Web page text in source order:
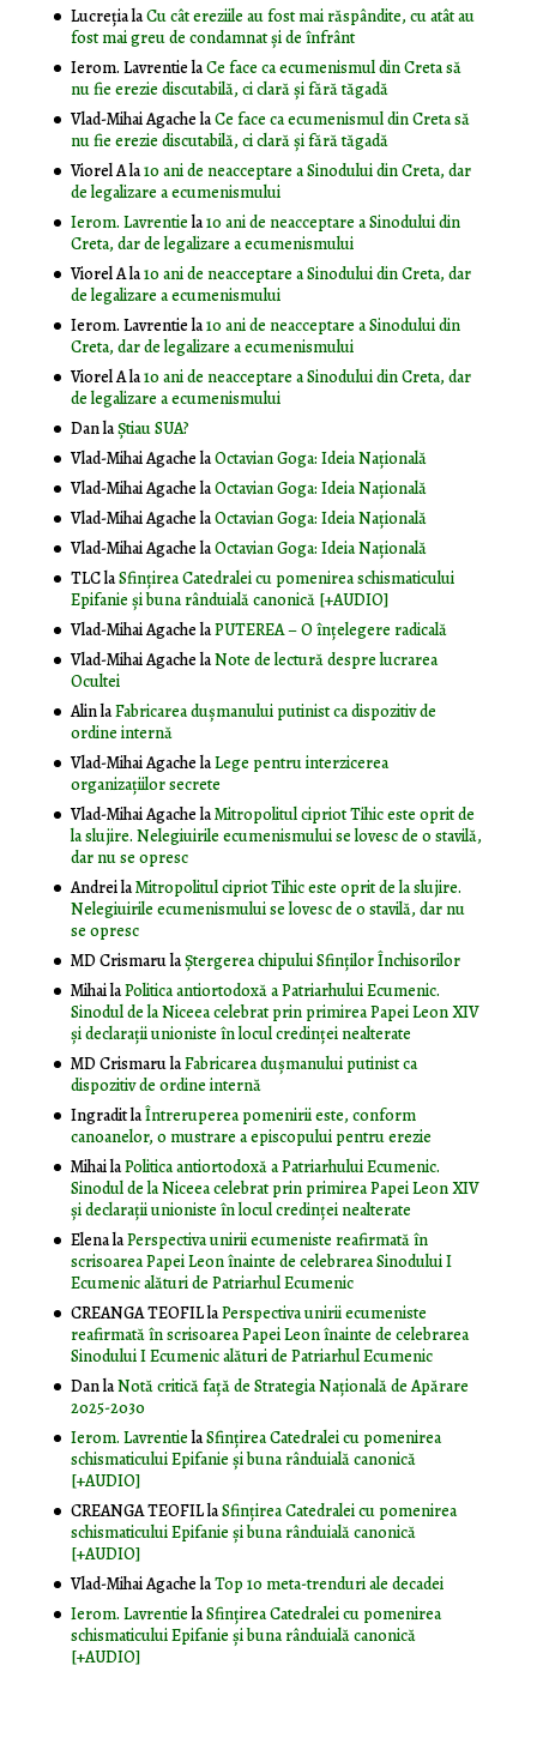
LucrețialaCu cât ereziile au fost mai răspândite, cu atât au
fost mai greu de condamnat și de înfrânt
Ierom. LavrentielaCe face ca ecumenismul din Creta să
nu fie erezie discutabilă, ci clară și fără tăgadă
Vlad-Mihai AgachelaCe face ca ecumenismul din Creta să
nu fie erezie discutabilă, ci clară și fără tăgadă
Viorel Ala10 ani de neacceptare a Sinodului din Creta, dar
de legalizare a ecumenismului
Ierom. Lavrentiela10 ani de neacceptare a Sinodului din
Creta, dar de legalizare a ecumenismului
Viorel Ala10 ani de neacceptare a Sinodului din Creta, dar
de legalizare a ecumenismului
Ierom. Lavrentiela10 ani de neacceptare a Sinodului din
Creta, dar de legalizare a ecumenismului
Viorel Ala10 ani de neacceptare a Sinodului din Creta, dar
de legalizare a ecumenismului
DanlaȘtiau SUA?
Vlad-Mihai AgachelaOctavian Goga: Ideia Naţională
Vlad-Mihai AgachelaOctavian Goga: Ideia Naţională
Vlad-Mihai AgachelaOctavian Goga: Ideia Naţională
Vlad-Mihai AgachelaOctavian Goga: Ideia Naţională
TLClaSfințirea Catedralei cu pomenirea schismaticului
Epifanie și buna rânduială canonică [+AUDIO]
Vlad-Mihai AgachelaPUTEREA – O înţelegere radicală
Vlad-Mihai AgachelaNote de lectură despre lucrarea
Ocultei
AlinlaFabricarea dușmanului putinist ca dispozitiv de
ordine internă
Vlad-Mihai AgachelaLege pentru interzicerea
organizaţiilor secrete
Vlad-Mihai AgachelaMitropolitul cipriot Tihic este oprit de
la slujire. Nelegiuirile ecumenismului se lovesc de o stavilă,
dar nu se opresc
AndreilaMitropolitul cipriot Tihic este oprit de la slujire.
Nelegiuirile ecumenismului se lovesc de o stavilă, dar nu
se opresc
MD CrismarulaŞtergerea chipului Sfinţilor Închisorilor
MihailaPolitica antiortodoxă a Patriarhului Ecumenic.
Sinodul de la Niceea celebrat prin primirea Papei Leon XIV
și declarații unioniste în locul credinței nealterate
MD CrismarulaFabricarea dușmanului putinist ca
dispozitiv de ordine internă
IngraditlaÎntreruperea pomenirii este, conform
canoanelor, o mustrare a episcopului pentru erezie
MihailaPolitica antiortodoxă a Patriarhului Ecumenic.
Sinodul de la Niceea celebrat prin primirea Papei Leon XIV
și declarații unioniste în locul credinței nealterate
ElenalaPerspectiva unirii ecumeniste reafirmată în
scrisoarea Papei Leon înainte de celebrarea Sinodului I
Ecumenic alături de Patriarhul Ecumenic
CREANGA TEOFILlaPerspectiva unirii ecumeniste
reafirmată în scrisoarea Papei Leon înainte de celebrarea
Sinodului I Ecumenic alături de Patriarhul Ecumenic
DanlaNotă critică faţă de Strategia Naţională de Apărare
2025-2030
Ierom. LavrentielaSfințirea Catedralei cu pomenirea
schismaticului Epifanie și buna rânduială canonică
[+AUDIO]
CREANGA TEOFILlaSfințirea Catedralei cu pomenirea
schismaticului Epifanie și buna rânduială canonică
[+AUDIO]
Vlad-Mihai AgachelaTop 10 meta-trenduri ale decadei
Ierom. LavrentielaSfințirea Catedralei cu pomenirea
schismaticului Epifanie și buna rânduială canonică
[+AUDIO]